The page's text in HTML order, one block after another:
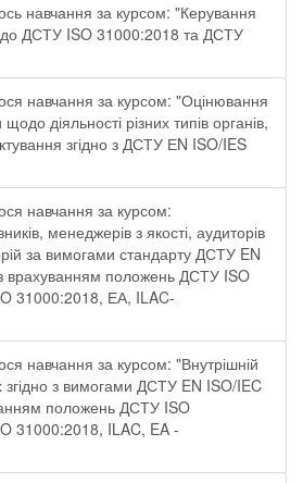
навчання за курсом: "Керування
до ДСТУ ISO 31000:2018 та ДСТУ
навчання за курсом: "Оцінювання
діяльності різних типів органів,
згідно з ДСТУ ЕN ISO/IES
навчання за курсом:
менеджерів з якості, аудиторів
за вимогами стандарту ДСТУ EN
врахуванням положень ДСТУ ISO
31000:2018, ЕА, ILAC-
навчання за курсом: "Внутрішній
згідно з вимогами ДСТУ EN ISO/IEC
положень ДСТУ ISO
31000:2018, ILAC, EA -